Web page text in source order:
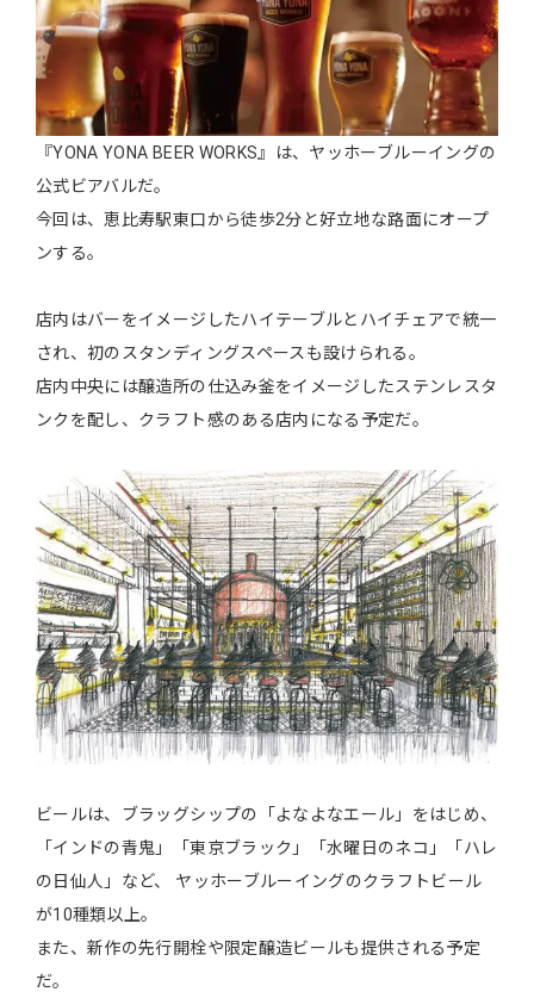
『YONA YONA BEER WORKS』は、ヤッホーブルーイングの
公式ビアバルだ。
今回は、恵比寿駅東口から徒歩2分と好立地な路面にオープ
ンする。
店内はバーをイメージしたハイテーブルとハイチェアで統一
され、初のスタンディングスペースも設けられる。
店内中央には醸造所の仕込み釜をイメージしたステンレスタ
ンクを配し、クラフト感のある店内になる予定だ。
ビールは、ブラッグシップの「よなよなエール」をはじめ、
「インドの青鬼」「東京ブラック」「水曜日のネコ」「ハレ
の日仙人」など、 ヤッホーブルーイングのクラフトビール
が10種類以上。
また、新作の先行開栓や限定醸造ビールも提供される予定
だ。